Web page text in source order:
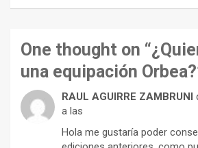
One thought on “
una equipación Orbea?
RAUL AGUIRRE ZAMBRUNI
a las
Hola me gustaría poder